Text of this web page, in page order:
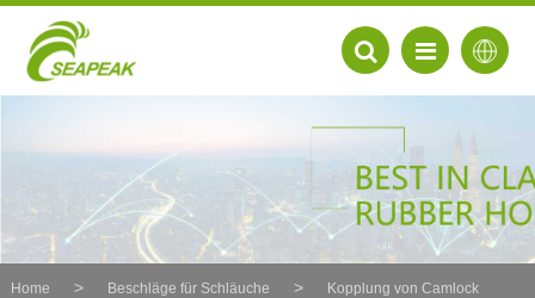
Home Beschläge für Schläuche
Kopplung von Camlock